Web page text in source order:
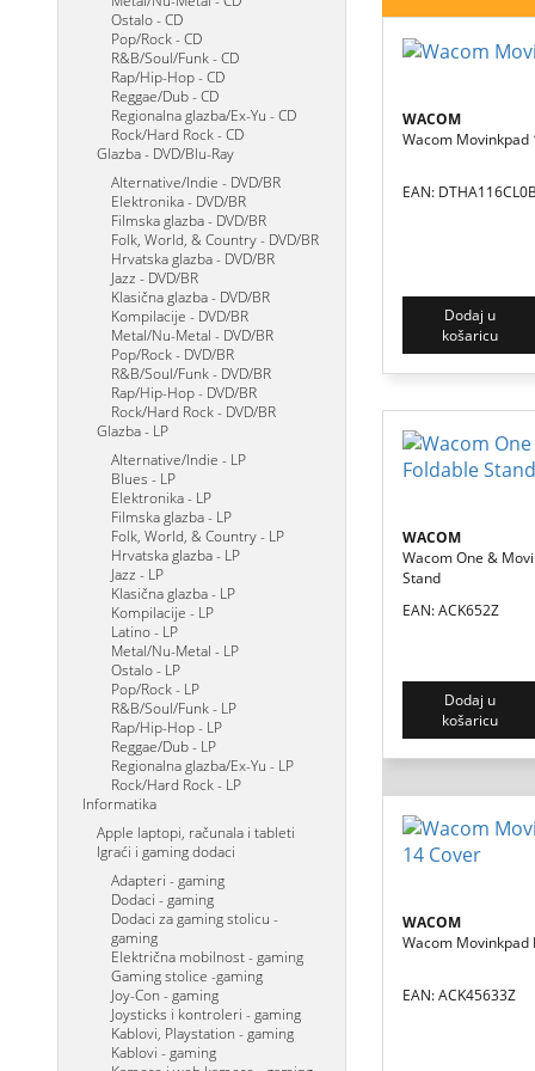
Ostalo - CD
Pop/Rock - CD
R&B/Soul/Funk - CD
Rap/Hip-Hop - CD
Reggae/Dub - CD
Regionalna glazba/Ex-Yu - CD
Rock/Hard Rock - CD
Glazba - DVD/Blu-Ray
Alternative/Indie - DVD/BR
Elektronika - DVD/BR
Filmska glazba - DVD/BR
Folk, World, & Country - DVD/BR
Hrvatska glazba - DVD/BR
Jazz - DVD/BR
Klasična glazba - DVD/BR
Kompilacije - DVD/BR
Metal/Nu-Metal - DVD/BR
Pop/Rock - DVD/BR
R&B/Soul/Funk - DVD/BR
Rap/Hip-Hop - DVD/BR
Rock/Hard Rock - DVD/BR
Glazba - LP
Alternative/Indie - LP
Blues - LP
Elektronika - LP
Filmska glazba - LP
Folk, World, & Country - LP
Hrvatska glazba - LP
Jazz - LP
Klasična glazba - LP
Kompilacije - LP
Latino - LP
Metal/Nu-Metal - LP
Ostalo - LP
Pop/Rock - LP
R&B/Soul/Funk - LP
Rap/Hip-Hop - LP
Reggae/Dub - LP
Regionalna glazba/Ex-Yu - LP
Rock/Hard Rock - LP
Informatika
Apple laptopi, računala i tableti
Igraći i gaming dodaci
Adapteri - gaming
Dodaci - gaming
Dodaci za gaming stolicu -
gaming
Električna mobilnost - gaming
Gaming stolice -gaming
Joy-Con - gaming
Joysticks i kontroleri - gaming
Kablovi, Playstation - gaming
Kablovi - gaming
WACOM
Wacom Movinkpad
EAN:
Dodaj u
košaricu
WACOM
Wacom One &
Stand
EAN: ACK652Z
Dodaj u
košaricu
WACOM
Wacom Movinkpad
EAN: ACK45633Z